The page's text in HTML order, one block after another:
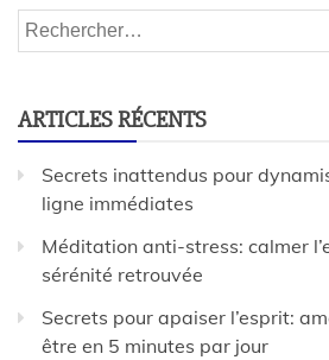
ARTICLES RÉCENTS
Secrets inattendus pour
ligne immédiates
Méditation anti-stress: calmer
sérénité retrouvée
Secrets pour apaiser l’esprit:
être en 5 minutes par jour